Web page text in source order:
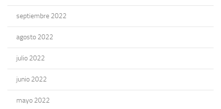
septiembre 2022
agosto 2022
julio 2022
junio 2022
mayo 2022